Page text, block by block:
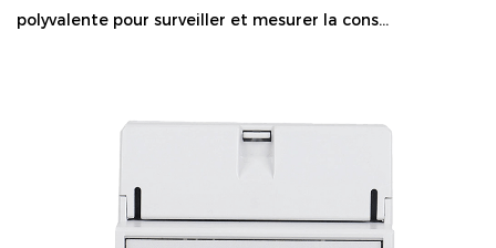
polyvalente pour surveiller et mesurer la cons...